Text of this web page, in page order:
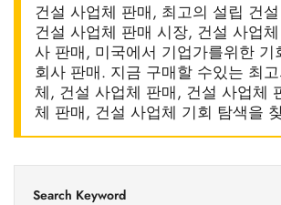
건설 사업체 판매, 최고의 설립 건
건설 사업체 판매 시장, 건설 사업
사 판매, 미국에서 기업가를위한 기
회사 판매. 지금 구매할 수있는 최
체, 건설 사업체 판매, 건설 사업체
체 판매, 건설 사업체 기회 탐색을
Search Keyword